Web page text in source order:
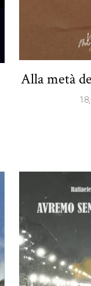
Alla metà